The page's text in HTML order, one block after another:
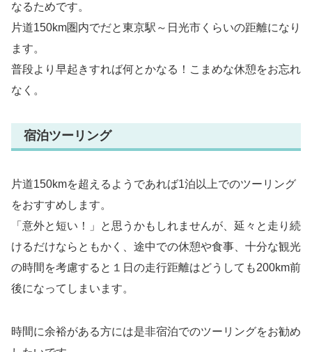
なるためです。
片道150km圏内でだと東京駅～日光市くらいの距離になり
ます。
普段より早起きすれば何とかなる！こまめな休憩をお忘れ
なく。
宿泊ツーリング
片道150kmを超えるようであれば1泊以上でのツーリング
をおすすめします。
「意外と短い！」と思うかもしれませんが、延々と走り続
けるだけならともかく、途中での休憩や食事、十分な観光
の時間を考慮すると１日の走行距離はどうしても200km前
後になってしまいます。
時間に余裕がある方には是非宿泊でのツーリングをお勧め